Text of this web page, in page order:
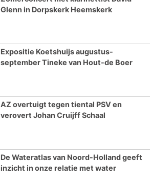
Glenn in Dorpskerk Heemskerk
Expositie Koetshuijs augustus-
september Tineke van Hout-de Boer
AZ overtuigt tegen tiental PSV en
verovert Johan Cruijff Schaal
De Wateratlas van Noord-Holland geeft
inzicht in onze relatie met water